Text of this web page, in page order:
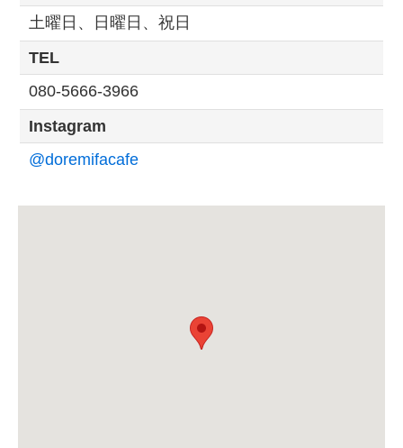
土曜日、日曜日、祝日
TEL
080-5666-3966
Instagram
@doremifacafe